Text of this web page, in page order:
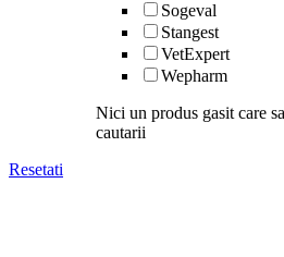
Sogeval
Stangest
VetExpert
Wepharm
Nici un produs gasit care
cautarii
Resetati